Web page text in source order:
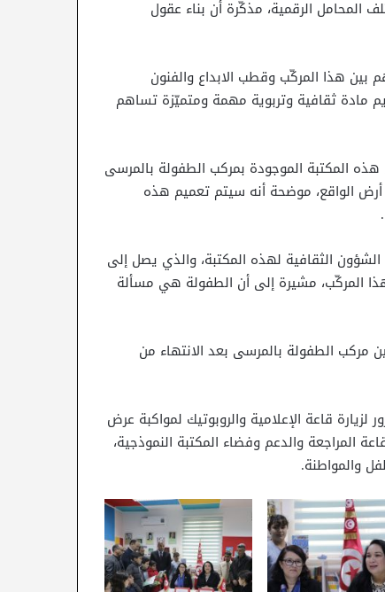
المحامل الرقمية، مذكّرة أن بناء عقول
بين هذا المركّب وقطب الابداع والفنون
مادة ثقافية وتربوية مهمة ومتميّزة تساهم
هذه المكتبة الموجودة بمركب الطفولة بالمرسى
الواقع، موضحة أنه سيتم تعميم هذه
الثقافية لهذه المكتبة، والذي يصل إلى
هذا المركّب، مشيرة إلى أن الطفولة هي مسألة
مركب الطفولة بالمرسى بعد الانتهاء من
قاعة الإعلامية والروبوتيك لمواكبة عرض
المراجعة والدعم وفضاء المكتبة النموذجية،